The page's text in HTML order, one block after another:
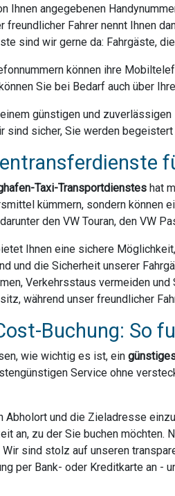
Ihnen angegebenen
freundlicher Fahrer nennt Ihnen
sind wir gerne da: Fahrgäste,
können ihre
Sie bei Bedarf auch über
günstigen und
sind sicher, Sie werden
Taxi-Transportdienstes hat
kümmern, sondern können
den VW Touran, den VW
Ihnen eine sichere
und die Sicherheit unserer
Verkehrsstaus vermeiden
während unser freundlicher
Buchung: So
wie wichtig es ist, ein
Service ohne
und die Zieladresse
an, zu der Sie buchen
sind stolz auf unseren
per Bank- oder Kreditkarte an